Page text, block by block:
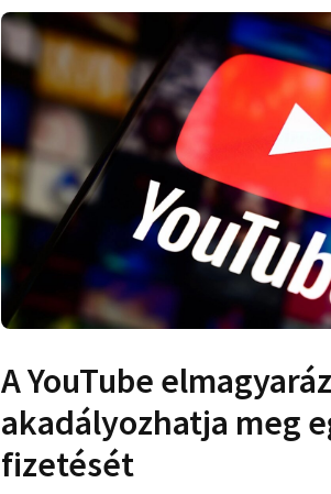
A YouTube
akadályozhatja meg
fizetését